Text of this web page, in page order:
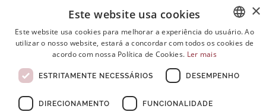
Siga-nos nas redes sociais: PORTUGUESE
×
Este website usa cookies
Este website usa cookies para melhorar a experiência do usuário. Ao
utilizar o nosso website, estará a concordar com todos os cookies de
acordo com nossa Política de Cookies. Ler mais
ESTRITAMENTE NECESSÁRIOS DESEMPENHO
DIRECIONAMENTO FUNCIONALIDADE